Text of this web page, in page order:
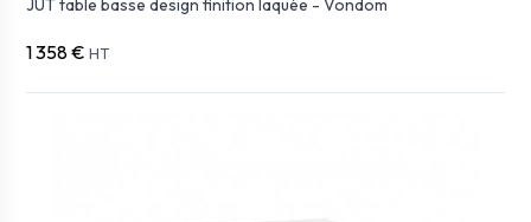
JUT table basse design finition laquée - Vondom
1 358 € HT